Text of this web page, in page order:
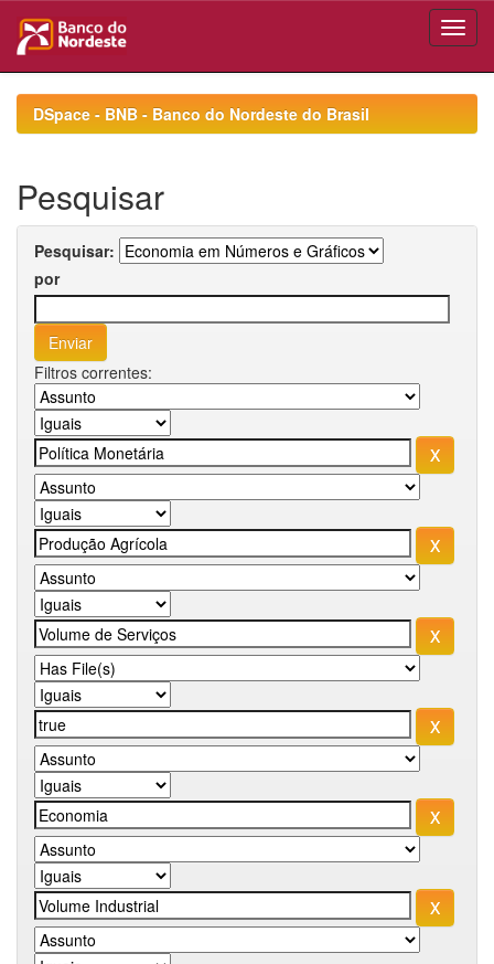
navigationDSpace - BNB - Banco do Nordeste do Brasil
Pesquisar
Pesquisar:
por
Filtros correntes: